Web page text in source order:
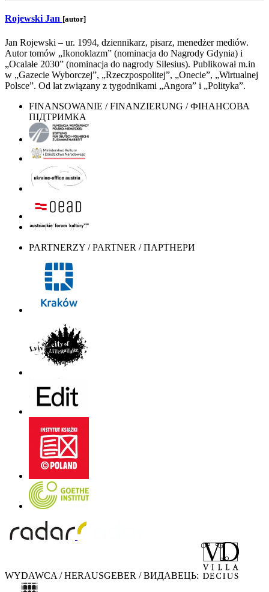
Rojewski Jan [autor]
Jan Rojewski – ur. 1994, dziennikarz, pisarz, menedżer mediów.
Autor tomów „Ikonoklazm” (nominacja do Nagrody Gdynia) i
„Ocalałe 2030” (nominacja do nagrody Silesius). Publikował m.in
w „Gazecie Wyborczej”, „Rzeczpospolitej”, „Onecie”, „Wirtualnej
Polsce”. Od lat związany z tygodnikami „Angora” i „Polityka”.
FINANSOWANIE / FINANZIERUNG / ФІНАНСОВА
ПІДТРИМКА
PARTNERZY / PARTNER / ПАРТНЕРИ
WYDAWCA / HERAUSGEBER / ВИДАВЕЦЬ: